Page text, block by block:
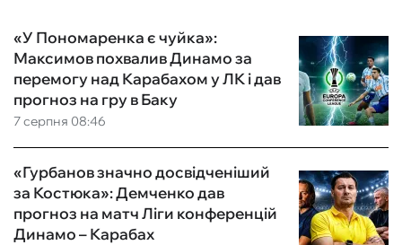
7 серпня 08:46
«У Пономаренка є чуйка»:
Максимов похвалив Динамо за
перемогу над Карабахом у ЛК і дав
прогноз на гру в Баку
«Гурбанов значно досвідченіший
за Костюка»: Демченко дав
прогноз на матч Ліги конференцій
Динамо – Карабах